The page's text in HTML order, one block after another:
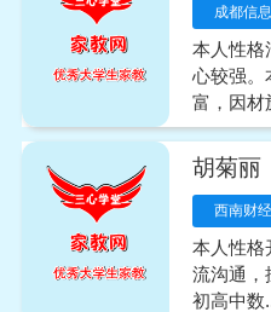
成都信
本人性格
心较强。
富，因材
胡菊丽
西南财
本人性格
流沟通，
初高中数